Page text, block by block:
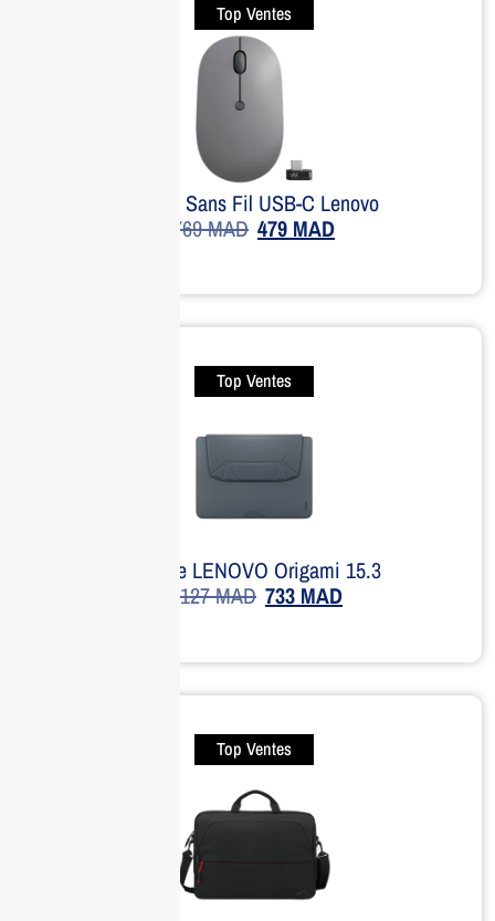
Top Ventes
Souris Sans Fil USB-C Lenovo
769MAD 479 MAD
Top Ventes
Housse LENOVO Origami 15.3
1,127MAD 733 MAD
Top Ventes